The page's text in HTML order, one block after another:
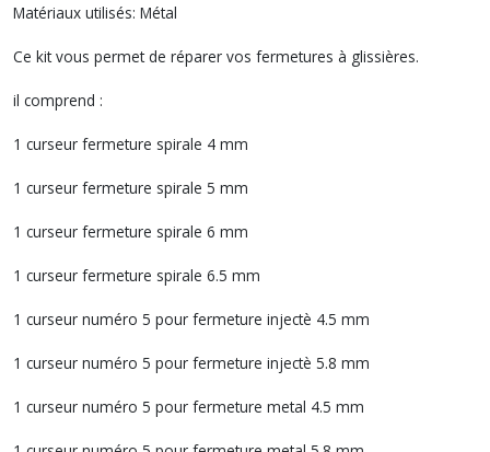
Matériaux utilisés: Métal
Ce kit vous permet de réparer vos fermetures à glissières.
il comprend :
1 curseur fermeture spirale 4 mm
1 curseur fermeture spirale 5 mm
1 curseur fermeture spirale 6 mm
1 curseur fermeture spirale 6.5 mm
1 curseur numéro 5 pour fermeture injectè 4.5 mm
1 curseur numéro 5 pour fermeture injectè 5.8 mm
1 curseur numéro 5 pour fermeture metal 4.5 mm